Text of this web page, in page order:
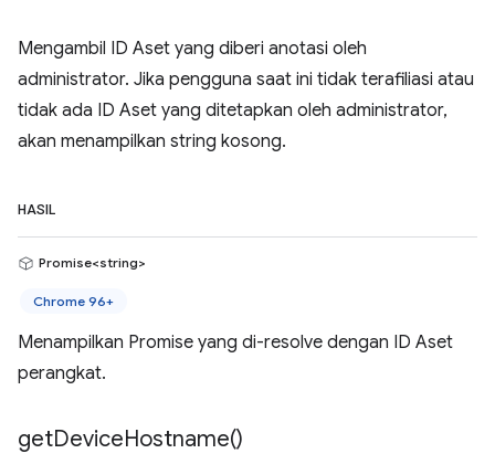
Mengambil ID Aset yang diberi anotasi oleh
administrator. Jika pengguna saat ini tidak terafiliasi atau
tidak ada ID Aset yang ditetapkan oleh administrator,
akan menampilkan string kosong.
HASIL
Promise<string>
Chrome 96+
Menampilkan Promise yang di-resolve dengan ID Aset
perangkat.
getDeviceHostname()